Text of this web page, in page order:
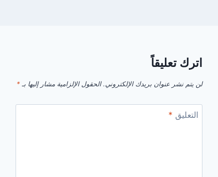
اترك تعليقاً
لن يتم نشر عنوان بريدك الإلكتروني. الحقول الإلزامية مشار إليها بـ *
التعليق *